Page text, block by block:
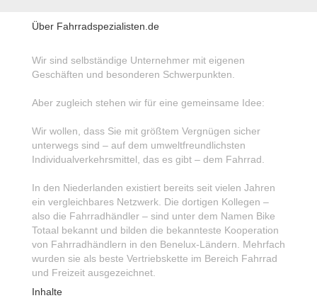
Über Fahrradspezialisten.de
Wir sind selbständige Unternehmer mit eigenen
Geschäften und besonderen Schwerpunkten.
Aber zugleich stehen wir für eine gemeinsame Idee:
Wir wollen, dass Sie mit größtem Vergnügen sicher
unterwegs sind – auf dem umweltfreundlichsten
Individualverkehrsmittel, das es gibt – dem Fahrrad.
In den Niederlanden existiert bereits seit vielen Jahren
ein vergleichbares Netzwerk. Die dortigen Kollegen –
also die Fahrradhändler – sind unter dem Namen Bike
Totaal bekannt und bilden die bekannteste Kooperation
von Fahrradhändlern in den Benelux-Ländern. Mehrfach
wurden sie als beste Vertriebskette im Bereich Fahrrad
und Freizeit ausgezeichnet.
Inhalte